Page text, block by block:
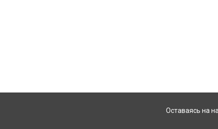
Оставаясь на